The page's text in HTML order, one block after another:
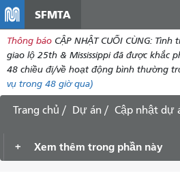
dung
SFMTA
Thông báo CẬP NHẬT CUỐI CÙNG:
giao lộ 25th & Mississippi đã được khắc
48 chiều đi/về hoạt động bình thường
vụ trong 48 giờ qua)
Trang chủ Dự án Cập nhật dự
Xem thêm trong phần này